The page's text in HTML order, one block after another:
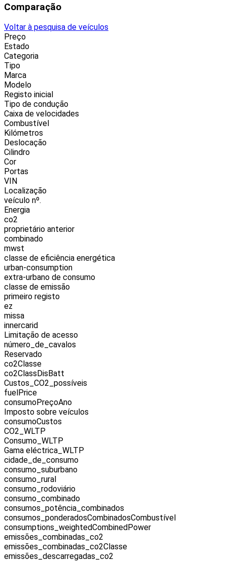
Comparação
Voltar à pesquisa de veículos
Preço
Estado
Categoria
Tipo
Marca
Modelo
Registo inicial
Tipo de condução
Caixa de velocidades
Combustível
Kilómetros
Deslocação
Cilindro
Cor
Portas
VIN
Localização
veículo nº.
Energia
co2
proprietário anterior
combinado
mwst
classe de eficiência energética
urban-consumption
extra-urbano de consumo
classe de emissão
primeiro registo
ez
missa
innercarid
Limitação de acesso
número_de_cavalos
Reservado
co2Classe
co2ClassDisBatt
Custos_CO2_possíveis
fuelPrice
consumoPreçoAno
Imposto sobre veículos
consumoCustos
CO2_WLTP
Consumo_WLTP
Gama eléctrica_WLTP
cidade_de_consumo
consumo_suburbano
consumo_rural
consumo_rodoviário
consumo_combinado
consumos_potência_combinados
consumos_ponderadosCombinadosCombustível
consumptions_weightedCombinedPower
emissões_combinadas_co2
emissões_combinadas_co2Classe
emissões_descarregadas_co2